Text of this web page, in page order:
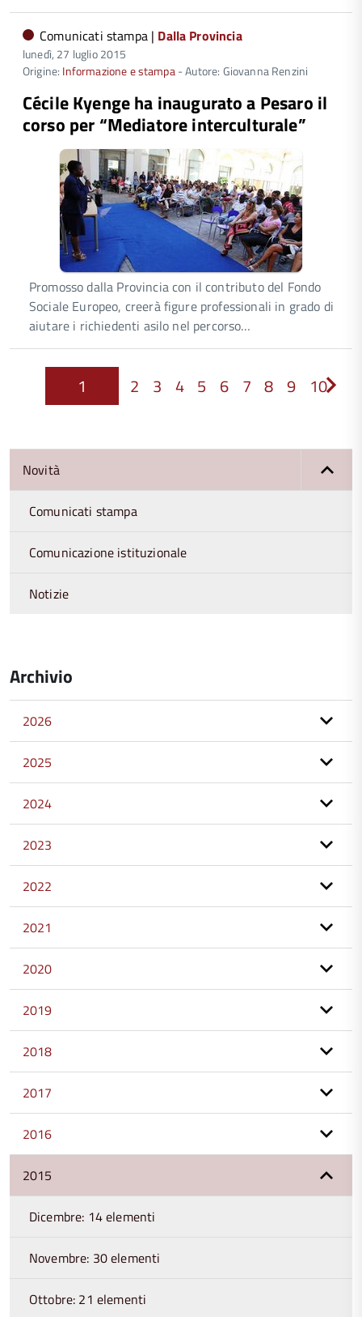
Comunicati stampa | Dalla Provincia
lunedì, 27 luglio 2015
Origine: Informazione e stampa- Autore: Giovanna Renzini
Cécile Kyenge ha inaugurato a Pesaro il
corso per “Mediatore interculturale”
Promosso dalla Provincia con il contributo del Fondo
Sociale Europeo, creerà figure professionali in grado di
aiutare i richiedenti asilo nel percorso…
1 2 3 4 5 6 7 8 9 10
Novità
Comunicati stampa
Comunicazione istituzionale
Notizie
Archivio
2026
2025
2024
2023
2022
2021
2020
2019
2018
2017
2016
2015
Dicembre: 14 elementi
Novembre: 30 elementi
Ottobre: 21 elementi